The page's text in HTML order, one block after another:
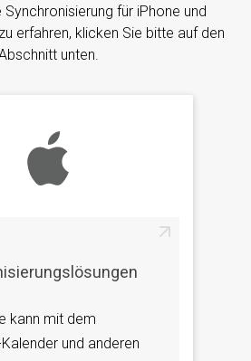
für iPhone und
erfahren, klicken Sie bitte auf den
unten.
kann mit dem
und anderen